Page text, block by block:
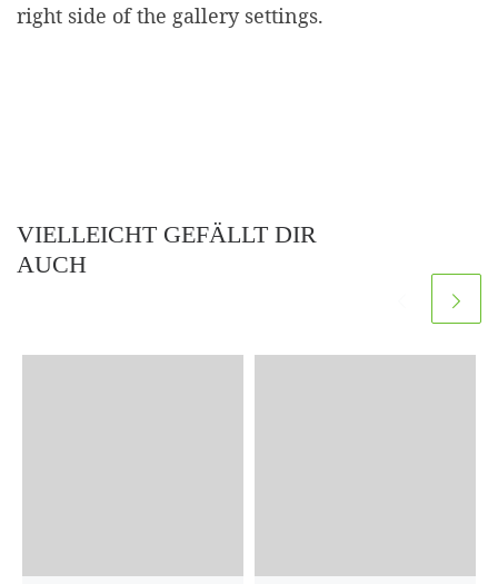
right side of the gallery settings.
VIELLEICHT GEFÄLLT DIR
AUCH